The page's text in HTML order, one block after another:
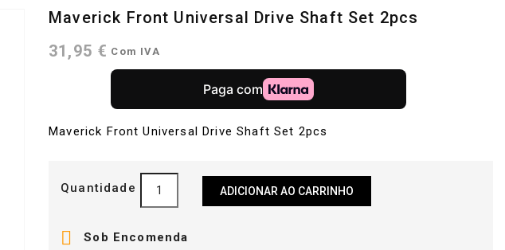
Maverick Front Universal Drive Shaft Set 2pcs
31,95 € Com IVA
Maverick Front Universal Drive Shaft Set 2pcs
Quantidade ADICIONAR AO CARRINHO
 Sob Encomenda